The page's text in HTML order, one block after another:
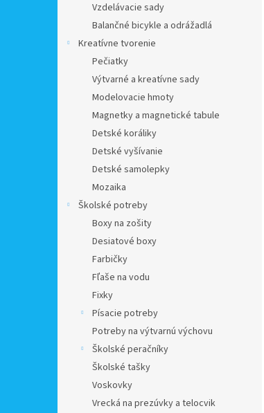
Vzdelávacie sady
Balančné bicykle a odrážadlá
Kreatívne tvorenie
Pečiatky
Výtvarné a kreatívne sady
Modelovacie hmoty
Magnetky a magnetické tabule
Detské koráliky
Detské vyšívanie
Detské samolepky
Mozaika
Školské potreby
Boxy na zošity
Desiatové boxy
Farbičky
Fľaše na vodu
Fixky
Písacie potreby
Potreby na výtvarnú výchovu
Školské peračníky
Školské tašky
Voskovky
Vrecká na prezúvky a telocvik